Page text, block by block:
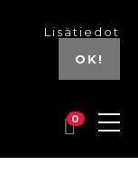
Lisätiedot
OK!
0